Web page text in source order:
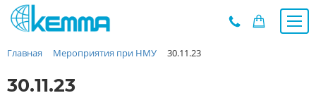
Каталог
О заводе
Главная Мероприятия при НМУ 30.11.23
30.11.23